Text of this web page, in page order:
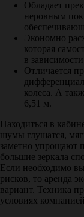
Обладает
неровным
Экономно
которая
в
Отличается
колеса. А
6,51 м.
Находиться в
шумы глушатся,
заметно упрощают
большие зеркала
Если необходимо
рисков, то аренда
вариант. Техника
условиях